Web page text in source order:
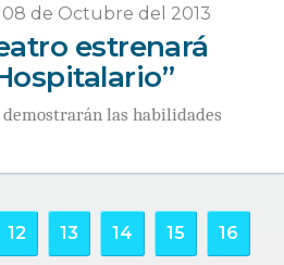
08 de Octubre del 2013
estrenará
las habilidades
12 13 14 15 16